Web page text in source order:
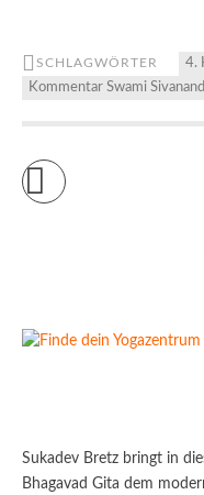
SCHLAGWÖRTER
4.
Kommentar Swami
Sukadev Bretz bringt in
Bhagavad Gita dem